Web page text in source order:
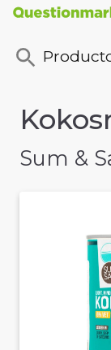
Sum &